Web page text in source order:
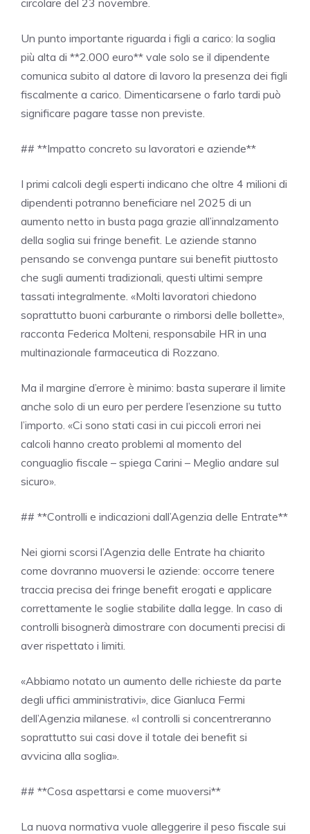
circolare del 23 novembre.
Un punto importante riguarda i figli a carico: la soglia
più alta di **2.000 euro** vale solo se il dipendente
comunica subito al datore di lavoro la presenza dei figli
fiscalmente a carico. Dimenticarsene o farlo tardi può
significare pagare tasse non previste.
## **Impatto concreto su lavoratori e aziende**
I primi calcoli degli esperti indicano che oltre 4 milioni di
dipendenti potranno beneficiare nel 2025 di un
aumento netto in busta paga grazie all’innalzamento
della soglia sui fringe benefit. Le aziende stanno
pensando se convenga puntare sui benefit piuttosto
che sugli aumenti tradizionali, questi ultimi sempre
tassati integralmente. «Molti lavoratori chiedono
soprattutto buoni carburante o rimborsi delle bollette»,
racconta Federica Molteni, responsabile HR in una
multinazionale farmaceutica di Rozzano.
Ma il margine d’errore è minimo: basta superare il limite
anche solo di un euro per perdere l’esenzione su tutto
l’importo. «Ci sono stati casi in cui piccoli errori nei
calcoli hanno creato problemi al momento del
conguaglio fiscale – spiega Carini – Meglio andare sul
sicuro».
## **Controlli e indicazioni dall’Agenzia delle Entrate**
Nei giorni scorsi l’Agenzia delle Entrate ha chiarito
come dovranno muoversi le aziende: occorre tenere
traccia precisa dei fringe benefit erogati e applicare
correttamente le soglie stabilite dalla legge. In caso di
controlli bisognerà dimostrare con documenti precisi di
aver rispettato i limiti.
«Abbiamo notato un aumento delle richieste da parte
degli uffici amministrativi», dice Gianluca Fermi
dell’Agenzia milanese. «I controlli si concentreranno
soprattutto sui casi dove il totale dei benefit si
avvicina alla soglia».
## **Cosa aspettarsi e come muoversi**
La nuova normativa vuole alleggerire il peso fiscale sui